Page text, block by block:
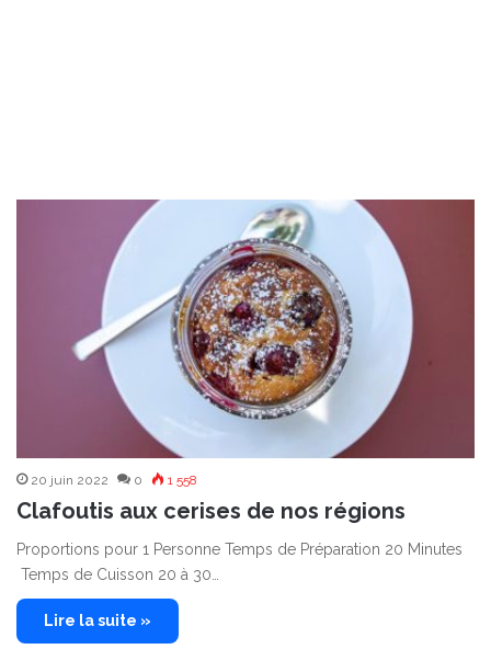
20 juin 2022 0 1 558
Clafoutis aux cerises de nos régions
Proportions pour 1 Personne Temps de Préparation 20 Minutes
Temps de Cuisson 20 à 30…
Lire la suite »